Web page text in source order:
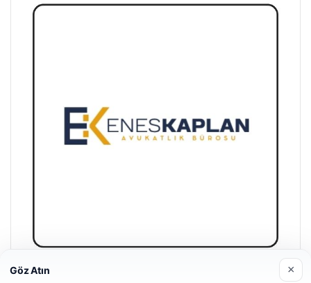
Enes Kaplan Avukatlık Bürosu
Göz Atın ×